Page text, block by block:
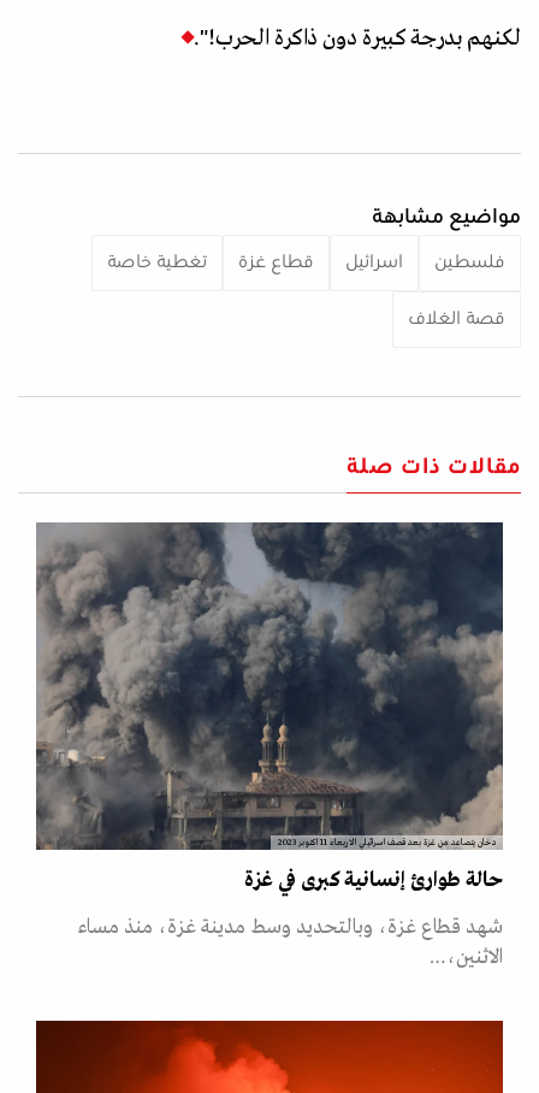
لكنهم بدرجة كبيرة دون ذاكرة الحرب!".
مواضيع مشابهة
فلسطين اسرائيل قطاع غزة تغطية خاصة
قصة الغلاف
مقالات ذات صلة
دخان يتصاعد من غزة بعد قصف اسرائيلي الاربعاء 11 اكتوبر 2023
حالة طوارئ إنسانية كبرى في غزة
شهد قطاع غزة، وبالتحديد وسط مدينة غزة، منذ مساء
الاثنين،…